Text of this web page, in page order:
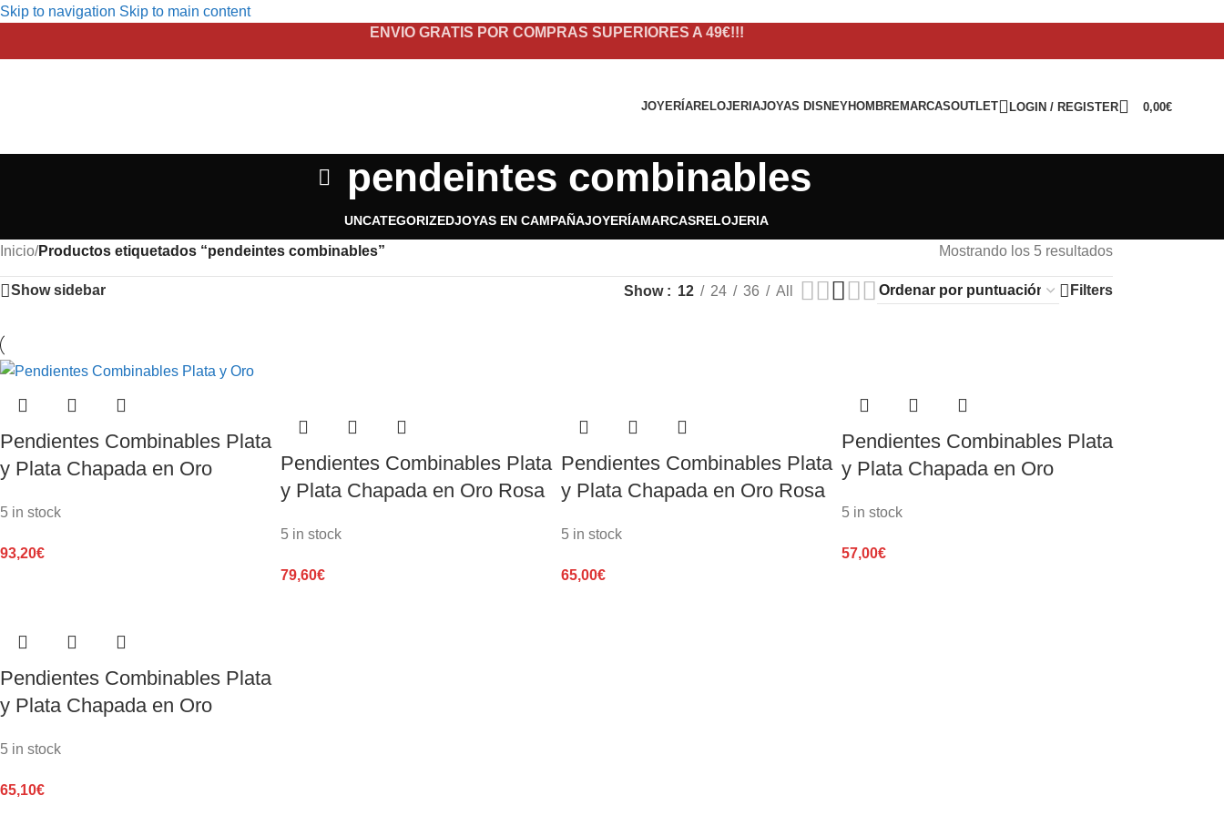
Skip to navigation Skip to main content
ENVIO GRATIS POR COMPRAS SUPERIORES A 49€!!!
JOYERÍARELOJERIAJOYAS DISNEYHOMBREMARCASOUTLET LOGIN / REGISTER 0,00€
pendeintes combinables
UNCATEGORIZEDJOYAS EN CAMPAÑAJOYERÍAMARCASRELOJERIA
Inicio/Productos etiquetados “pendeintes combinables” Mostrando los 5 resultados
Show sidebar Show 12 24 36 All Filters
Pendientes Combinables Plata
y Plata Chapada en Oro
5 in stock
93,20€
Pendientes Combinables Plata
y Plata Chapada en Oro Rosa
5 in stock
79,60€
Pendientes Combinables Plata
y Plata Chapada en Oro Rosa
5 in stock
65,00€
Pendientes Combinables Plata
y Plata Chapada en Oro
5 in stock
57,00€
Pendientes Combinables Plata
y Plata Chapada en Oro
5 in stock
65,10€